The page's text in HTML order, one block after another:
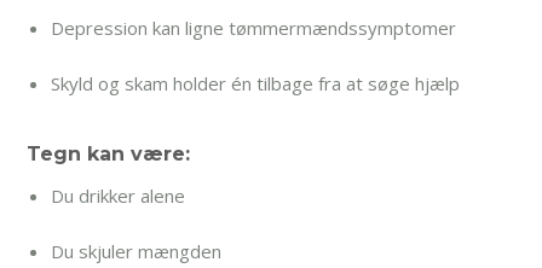
Depression kan ligne tømmermændssymptomer
Skyld og skam holder én tilbage fra at søge hjælp
Tegn kan være:
Du drikker alene
Du skjuler mængden